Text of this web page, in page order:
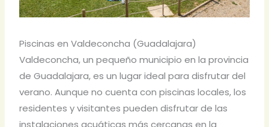
Piscinas en Valdeconcha (Guadalajara)
Valdeconcha, un pequeño municipio en la provincia
de Guadalajara, es un lugar ideal para disfrutar del
verano. Aunque no cuenta con piscinas locales, los
residentes y visitantes pueden disfrutar de las
instalaciones acuáticas más cercanas en la